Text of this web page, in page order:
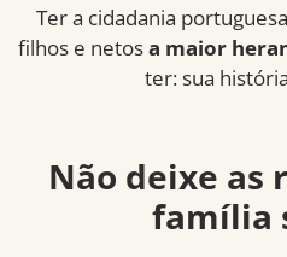
Ter a cidadania
filhos e netosa maior
ter: sua
Não deixe as
família